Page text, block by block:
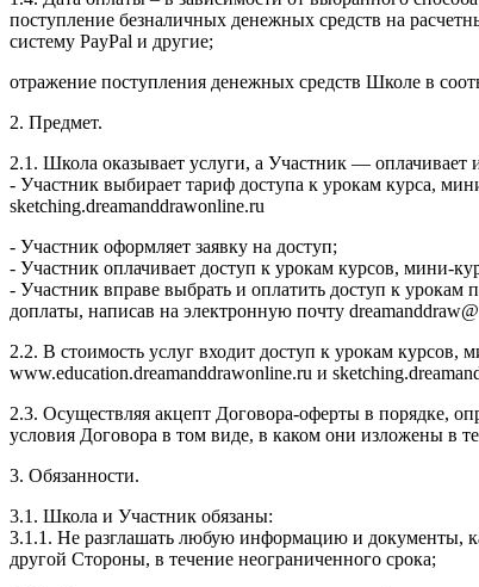
поступление безналичных денежных средств на
систему PayPal и другие;
отражение поступления денежных средств Школе в
2. Предмет.
2.1. Школа оказывает услуги, а Участник — оплачивает
- Участник выбирает тариф доступа к урокам курса,
sketching.dreamanddrawonline.ru
- Участник оформляет заявку на доступ;
- Участник оплачивает доступ к урокам курсов, мини-
- Участник вправе выбрать и оплатить доступ к
доплаты, написав на электронную почту
2.2. В стоимость услуг входит доступ к урокам
www.education.dreamanddrawonline.ru и
2.3. Осуществляя акцепт Договора-оферты в порядке,
условия Договора в том виде, в каком они изложены в
3. Обязанности.
3.1. Школа и Участник обязаны:
3.1.1. Не разглашать любую информацию и документы,
другой Стороны, в течение неограниченного срока;